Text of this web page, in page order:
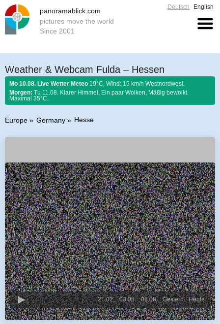
panoramablick.com
pictures move the world
Since 2001
Deutsch English
Weather & Webcam Fulda – Hessen
Mo 10.08. Live Wetter Meteo 19°C, Wind: 15 km/h Westnordwest.
Morgen: Tu 11.08. Klarer Himmel, Ein paar Wolken, Mäßig bewölkt.
Maximal 35°C.
Europe Germany Hesse
Heute
Gestern
08.08.
03.08.
21.02.